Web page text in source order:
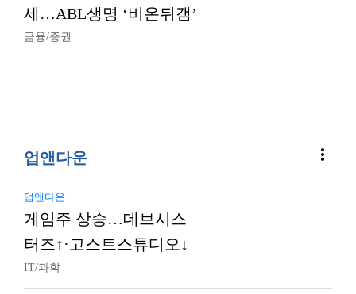
세…ABL생명 ‘비온뒤갬’
금융/증권
업앤다운 more_vert
업앤다운
게임주 상승…데브시스
터즈↑·고스트스튜디오↓
IT/과학